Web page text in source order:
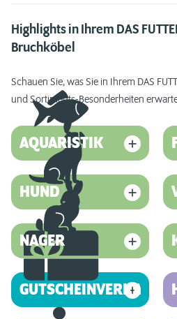
Highlights in Ihrem DAS
Bruchköbel
Schauen Sie, was Sie in Ihrem DAS
und Sortiments-Besonderheiten
AQUARISTIK
HUND
NAGER
GUTSCHEINVERKAUF